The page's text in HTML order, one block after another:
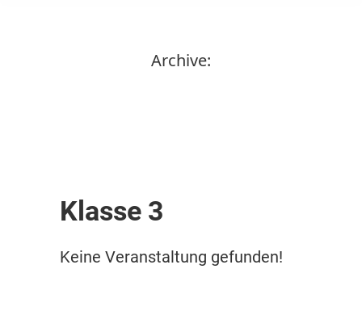
Archive:
Klasse 3
Keine Veranstaltung gefunden!